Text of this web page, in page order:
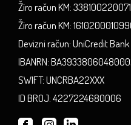
Žiro račun KM:
Žiro račun KM:
Devizni račun: UniCredit
IBANRN:
SWIFT: UNCRBA22XXX
ID BROJ: 4227224680006